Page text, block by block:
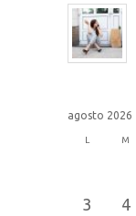
agosto 2026
L M
3
4